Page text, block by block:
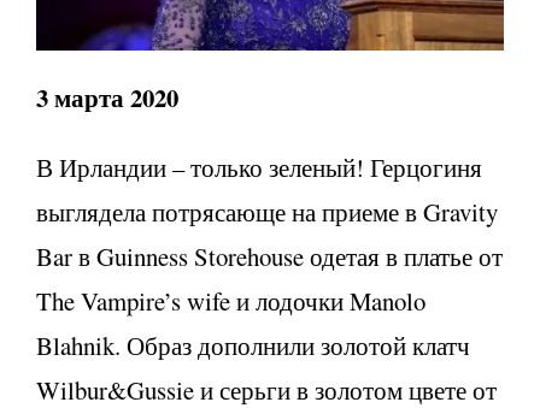
3 марта 2020
В Ирландии – только зеленый! Герцогиня
выглядела потрясающе на приеме в Gravity
Bar в Guinness Storehouse одетая в платье от
The Vampire’s wife и лодочки Manolo
Blahnik. Образ дополнили золотой клатч
Wilbur&Gussie и серьги в золотом цвете от